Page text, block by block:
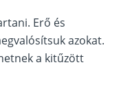
Erő és
azokat.
a kitűzött